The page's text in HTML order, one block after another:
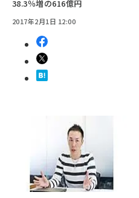
38.3％増の616億円
2017年2月1日 12:00